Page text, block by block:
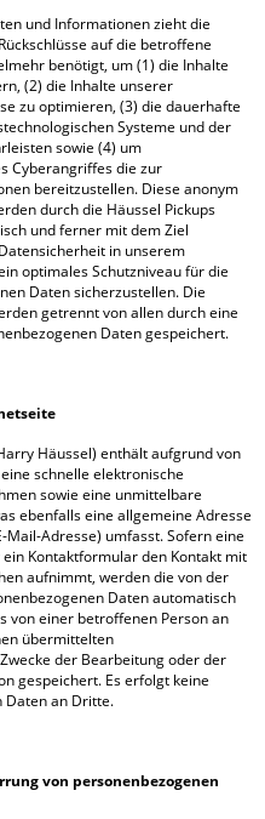
und Informationen zieht die
auf die betroffene
benötigt, um (1) die Inhalte
(2) die Inhalte unserer
zu optimieren, (3) die dauerhafte
Systeme und der
sowie (4) um
Cyberangriffes die zur
bereitzustellen. Diese anonym
durch die Häussel Pickups
und ferner mit dem Ziel
in unserem
optimales Schutzniveau für die
Daten sicherzustellen. Die
getrennt von allen durch eine
Daten gespeichert.
Häussel) enthält aufgrund von
schnelle elektronische
sowie eine unmittelbare
ebenfalls eine allgemeine Adresse
Adresse) umfasst. Sofern eine
Kontaktformular den Kontakt mit
aufnimmt, werden die von der
Daten automatisch
von einer betroffenen Person an
übermittelten
der Bearbeitung oder der
gespeichert. Es erfolgt keine
Daten an Dritte.
von personenbezogenen